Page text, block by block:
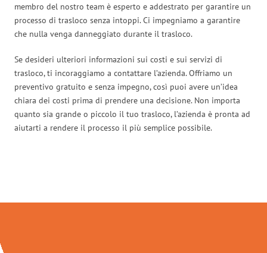
membro del nostro team è esperto e addestrato per garantire un
processo di trasloco senza intoppi. Ci impegniamo a garantire
che nulla venga danneggiato durante il trasloco.
Se desideri ulteriori informazioni sui costi e sui servizi di
trasloco, ti incoraggiamo a contattare l’azienda. Offriamo un
preventivo gratuito e senza impegno, così puoi avere un’idea
chiara dei costi prima di prendere una decisione. Non importa
quanto sia grande o piccolo il tuo trasloco, l’azienda è pronta ad
aiutarti a rendere il processo il più semplice possibile.